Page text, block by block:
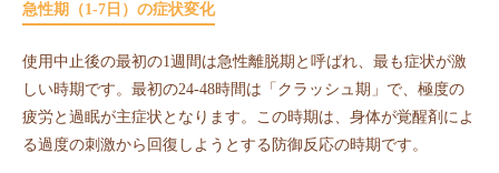
急性期（1-7日）の症状変化
使用中止後の最初の1週間は急性離脱期と呼ばれ、最も症状が激
しい時期です。最初の24-48時間は「クラッシュ期」で、極度の
疲労と過眠が主症状となります。この時期は、身体が覚醒剤によ
る過度の刺激から回復しようとする防御反応の時期です。